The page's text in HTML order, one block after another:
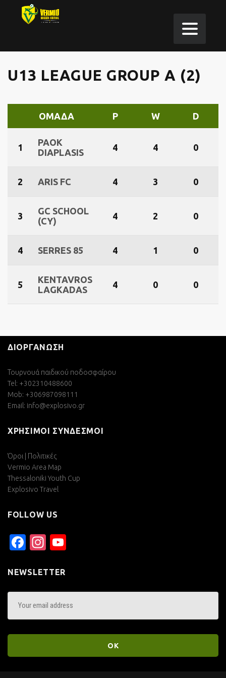
U13 LEAGUE GROUP A (2)
ΟΜΆΔΑ P W D
1
PAOK
DIAPLASIS
4 4 0
2 ARIS FC 4 3 0
3
GC SCHOOL
(CY)
4 2 0
4 SERRES 85 4 1 0
5
KENTAVROS
LAGKADAS
4 0 0
ΔΙΟΡΓΑΝΩΣΗ
Τουρνουά παιδικού ποδοσφαίρου
Tel: +302310488600
Mob: +306987098111
Email: info@explosivo.gr
ΧΡΗΣΙΜΟΙ ΣΥΝΔΕΣΜΟΙ
Όροι | Πολιτικές
Vermio Area Map
Thessaloniki Youth Cup
Explosivo Travel
FOLLOW US
Facebook
Instagram
NEWSLETTER